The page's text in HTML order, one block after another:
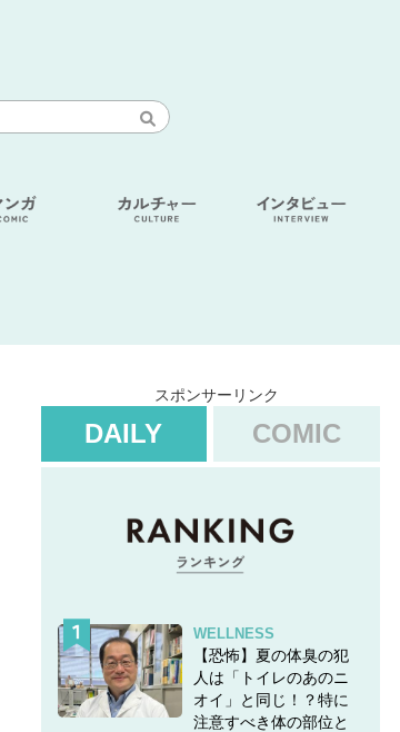
スポンサーリンク
DAILY COMIC
WELLNESS
【恐怖】夏の体臭の犯
人は「トイレのあのニ
オイ」と同じ！？特に
注意すべき体の部位と